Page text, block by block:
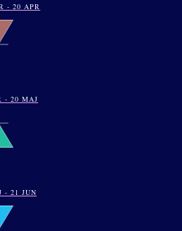
- 20 APR
- 20 MAJ
- 21 JUN